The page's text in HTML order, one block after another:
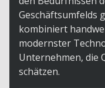
Geschäftsumfelds
kombiniert
modernster
Unternehmen, die
schätzen.